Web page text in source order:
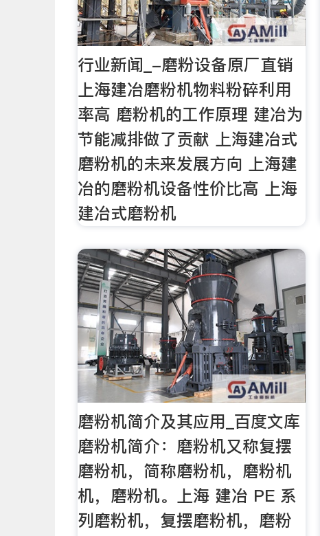
行业新闻_-磨粉设备原厂直销
上海建冶磨粉机物料粉碎利用
率高 磨粉机的工作原理 建冶为
节能减排做了贡献 上海建冶式
磨粉机的未来发展方向 上海建
冶的磨粉机设备性价比高 上海
建冶式磨粉机
磨粉机简介及其应用_百度文库
磨粉机简介：磨粉机又称复摆
磨粉机，简称磨粉机，磨粉机
机，磨粉机。上海 建冶 PE 系
列磨粉机，复摆磨粉机，磨粉